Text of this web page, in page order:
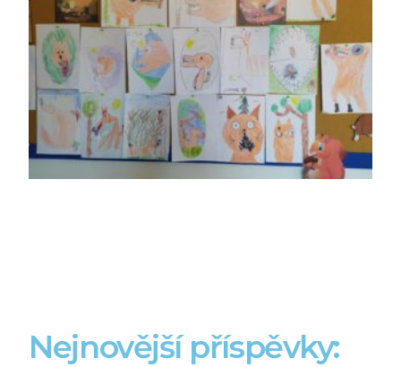
Nejnovější příspěvky: